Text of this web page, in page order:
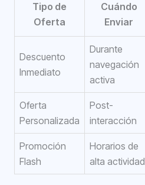
Tipo de
Oferta
Cuándo
Enviar
Descuento
Inmediato
Durante
navegación
activa
Oferta
Personalizada
Post-
interacción
Promoción
Flash
Horarios de
alta actividad